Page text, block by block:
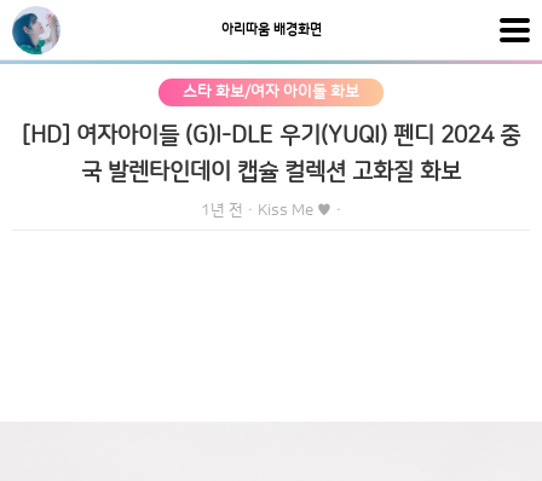
아리따움 배경화면
스타 화보/여자 아이돌 화보
[HD] 여자아이들 (G)I-DLE 우기(YUQI) 펜디 2024 중
국 발렌타인데이 캡슐 컬렉션 고화질 화보
1년 전 · Kiss Me ♥ ·